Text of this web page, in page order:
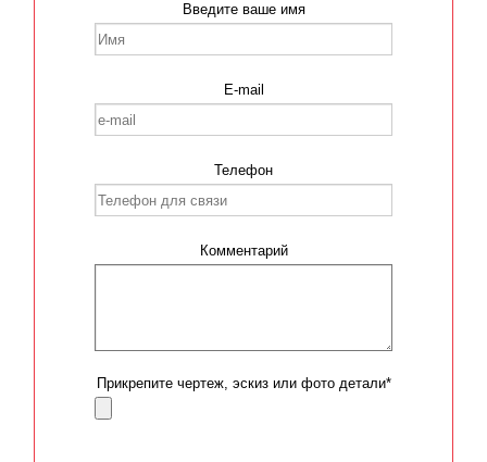
Введите ваше имя
E-mail
Телефон
Комментарий
Прикрепите чертеж, эскиз или фото детали*